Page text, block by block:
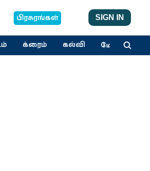
பிரசுரங்கள் SIGN IN
க்ரைம் கல்வி மேலும்